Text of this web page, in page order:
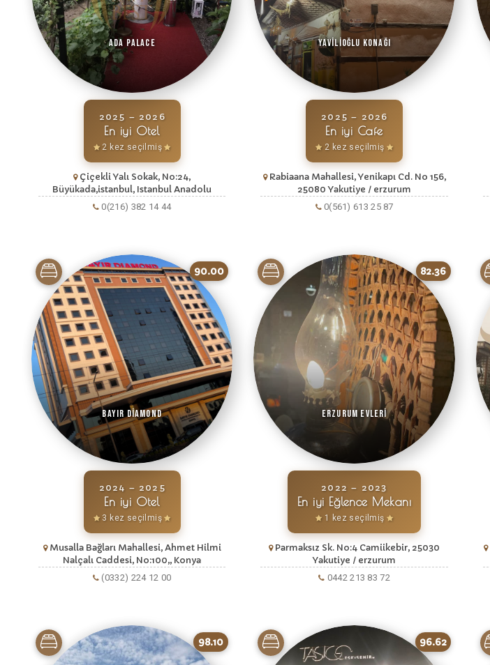
Ada Palace
2025 – 2026
En iyi Otel
2 kez seçilmiş
Çiçekli Yalı Sokak, No:24,
Büyükada,istanbul, Istanbul Anadolu
0(216) 382 14 44
Yavilioğlu Konağı
2025 – 2026
En iyi Cafe
2 kez seçilmiş
Rabiaana Mahallesi, Yenikapı Cd. No 156,
25080 Yakutiye / erzurum
0(561) 613 25 87
90.00
Bayır Diamond
2024 – 2025
En iyi Otel
3 kez seçilmiş
Musalla Bağları Mahallesi, Ahmet Hilmi
Nalçalı Caddesi, No:100,, Konya
(0332) 224 12 00
82.36
Erzurum Evleri
2022 – 2023
En iyi Eğlence Mekanı
1 kez seçilmiş
Parmaksız Sk. No:4 Camiikebir, 25030
Yakutiye / erzurum
0442 213 83 72
98.10 96.62